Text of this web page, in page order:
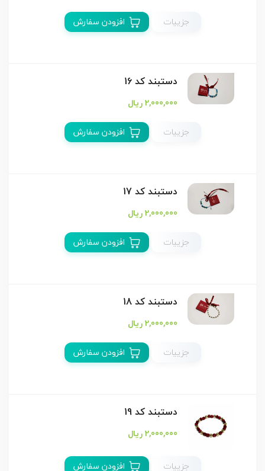
جزییات افزودن سفارش
دستبند كد 16
2,000,000 ریال
جزییات
افزودن سفارش
دستبند كد 17
2,000,000 ریال
جزییات
افزودن سفارش
دستبند كد 18
2,000,000 ریال
جزییات
افزودن سفارش
دستبند كد 19
2,000,000 ریال
جزییات افزودن سفارش